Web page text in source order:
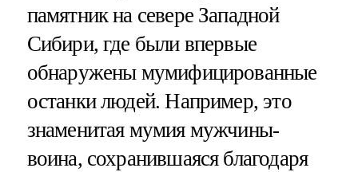
памятник на севере Западной
Сибири, где были впервые
обнаружены мумифицированные
останки людей. Например, это
знаменитая мумия мужчины-
воина, сохранившаяся благодаря